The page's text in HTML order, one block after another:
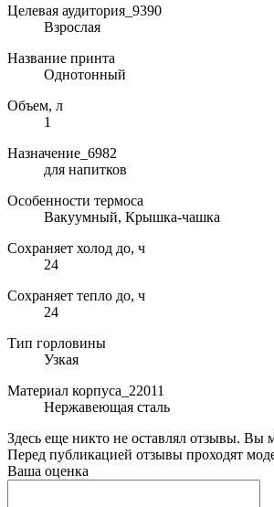
Целевая аудитория_9390
Взрослая
Название принта
Однотонный
Объем, л
1
Назначение_6982
для напитков
Особенности термоса
Вакуумный, Крышка-чашка
Сохраняет холод до, ч
24
Сохраняет тепло до, ч
24
Тип горловины
Узкая
Материал корпуса_22011
Нержавеющая сталь
Здесь еще никто не оставлял отзывы. Вы
Перед публикацией отзывы проходят
Ваша оценка